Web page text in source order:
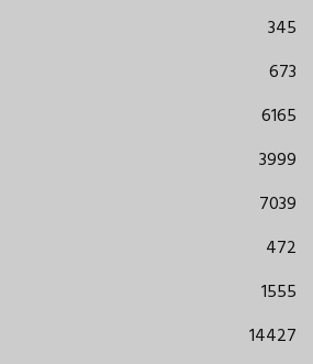
345
673
6165
3999
7039
472
1555
14427